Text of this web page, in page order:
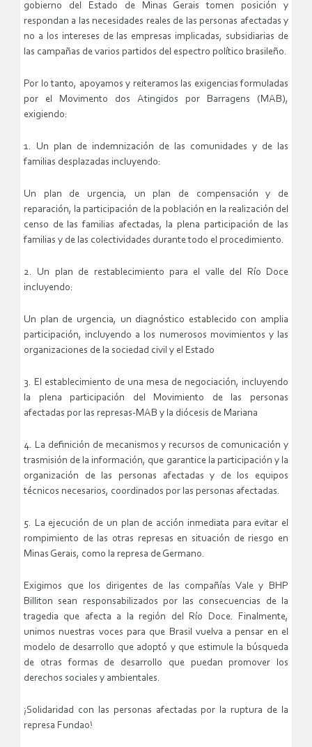
gobierno del Estado de Minas Gerais tomen posición y
respondan a las necesidades reales de las personas afectadas y
no a los intereses de las empresas implicadas, subsidiarias de
las campañas de varios partidos del espectro político brasileño.
Por lo tanto, apoyamos y reiteramos las exigencias formuladas
por el Movimento dos Atingidos por Barragens (MAB),
exigiendo:
1. Un plan de indemnización de las comunidades y de las
familias desplazadas incluyendo:
Un plan de urgencia, un plan de compensación y de
reparación, la participación de la población en la realización del
censo de las familias afectadas, la plena participación de las
familias y de las colectividades durante todo el procedimiento.
2. Un plan de restablecimiento para el valle del Río Doce
incluyendo:
Un plan de urgencia, un diagnóstico establecido con amplia
participación, incluyendo a los numerosos movimientos y las
organizaciones de la sociedad civil y el Estado
3. El establecimiento de una mesa de negociación, incluyendo
la plena participación del Movimiento de las personas
afectadas por las represas-MAB y la diócesis de Mariana
4. La definición de mecanismos y recursos de comunicación y
trasmisión de la información, que garantice la participación y la
organización de las personas afectadas y de los equipos
técnicos necesarios, coordinados por las personas afectadas.
5. La ejecución de un plan de acción inmediata para evitar el
rompimiento de las otras represas en situación de riesgo en
Minas Gerais, como la represa de Germano.
Exigimos que los dirigentes de las compañías Vale y BHP
Billiton sean responsabilizados por las consecuencias de la
tragedia que afecta a la región del Río Doce. Finalmente,
unimos nuestras voces para que Brasil vuelva a pensar en el
modelo de desarrollo que adoptó y que estimule la búsqueda
de otras formas de desarrollo que puedan promover los
derechos sociales y ambientales.
¡Solidaridad con las personas afectadas por la ruptura de la
represa Fundao!